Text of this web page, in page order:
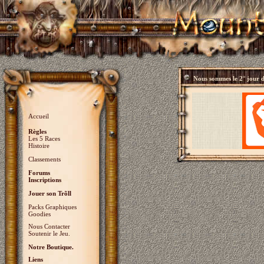
Accueil
Règles
Les 5 Races
Histoire
Classements
Forums
Inscriptions
Jouer son Trõll
Packs Graphiques
Goodies
Nous Contacter
Soutenir le Jeu.
Notre Boutique.
Liens
Nous sommes le2° jour